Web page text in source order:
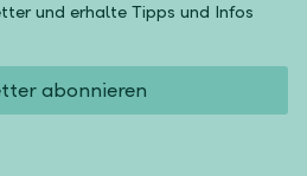
und erhalte Tipps und Infos
abonnieren